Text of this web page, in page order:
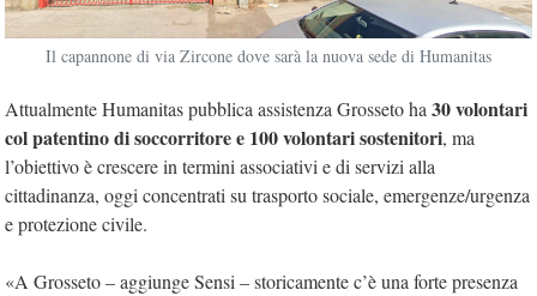
Il capannone di via Zircone dove sarà la nuova sede di Humanitas
Attualmente Humanitas pubblica assistenza Grosseto ha30 volontari
col patentino di soccorritore e 100 volontari sostenitori, ma
l’obiettivo è crescere in termini associativi e di servizi alla
cittadinanza, oggi concentrati su trasporto sociale, emergenze/urgenza
e protezione civile.
«A Grosseto – aggiunge Sensi – storicamente c’è una forte presenza